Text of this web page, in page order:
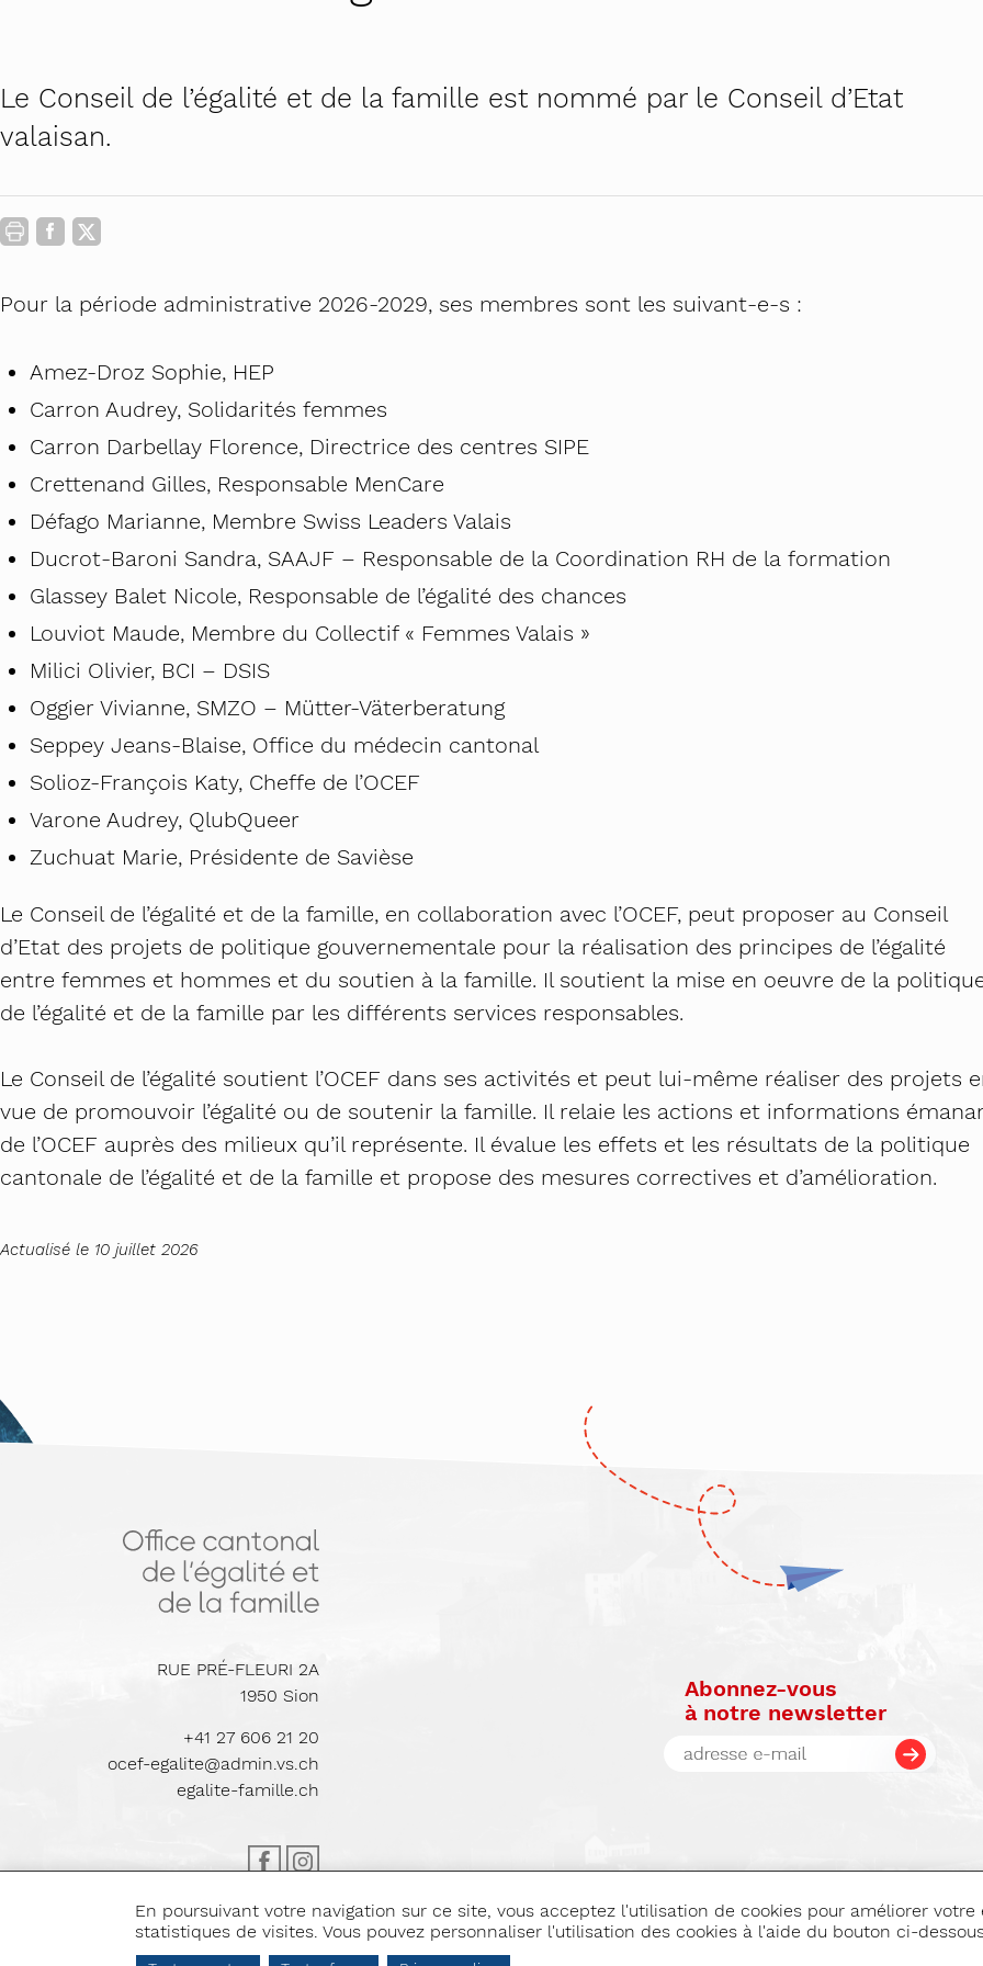
Carrière au féminin
STOP au harcèlement de rue !
Lourdingue.ch – première campagne cantonale contre le
Le Conseil de l’égalité et de la famille est nommé par le Conseil d’Etat
valaisan.
Pour la période administrative 2026-2029, ses membres sont les suivant-e-s :
Amez-Droz Sophie, HEP
Carron Audrey, Solidarités femmes
Carron Darbellay Florence, Directrice des centres SIPE
Crettenand Gilles, Responsable MenCare
Défago Marianne, Membre Swiss Leaders Valais
Ducrot-Baroni Sandra, SAAJF – Responsable de la Coordination RH de la formation
Glassey Balet Nicole, Responsable de l’égalité des chances
Louviot Maude, Membre du Collectif « Femmes Valais »
Milici Olivier, BCI – DSIS
Oggier Vivianne, SMZO – Mütter-Väterberatung
Seppey Jeans-Blaise, Office du médecin cantonal
Solioz-François Katy, Cheffe de l’OCEF
Varone Audrey, QlubQueer
Zuchuat Marie, Présidente de Savièse
Le Conseil de l’égalité et de la famille, en collaboration avec l’OCEF, peut proposer au Conseil
d’Etat des projets de politique gouvernementale pour la réalisation des principes de l’égalité
entre femmes et hommes et du soutien à la famille. Il soutient la mise en oeuvre de la
de l’égalité et de la famille par les différents services responsables.
Le Conseil de l’égalité soutient l’OCEF dans ses activités et peut lui-même réaliser des projets
vue de promouvoir l’égalité ou de soutenir la famille. Il relaie les actions et informations
de l’OCEF auprès des milieux qu’il représente. Il évalue les effets et les résultats de la politique
cantonale de l’égalité et de la famille et propose des mesures correctives et d’amélioration.
Actualisé le 10 juillet 2026
RUE PRÉ-FLEURI 2A
1950 Sion
+41 27 606 21 20
ocef-egalite@admin.vs.ch
egalite-famille.ch
Abonnez-vous
à notre newsletter
En poursuivant votre navigation sur ce site, vous acceptez l'utilisation de cookies pour améliorer
statistiques de visites. Vous pouvez personnaliser l'utilisation des cookies à l'aide du bouton ci-